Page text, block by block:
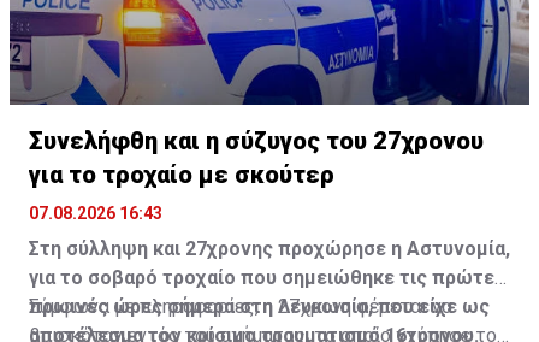
Συνελήφθη και η σύζυγος του 27χρονου
για το τροχαίο με σκούτερ
07.08.2026 16:43
Στη σύλληψη και 27χρονης προχώρησε η Αστυνομία,
για το σοβαρό τροχαίο που σημειώθηκε τις πρώτες
πρωινές ώρες σήμερα στη Λευκωσία, που είχε ως
αποτέλεσμα τον κρίσιμο τραυματισμό 16χρονου.
Σύμφωνα με πληροφορίες, η 27χρονη φέρεται να
βρισκόταν εντός του οχήματος, το οποίο χτύπησε το